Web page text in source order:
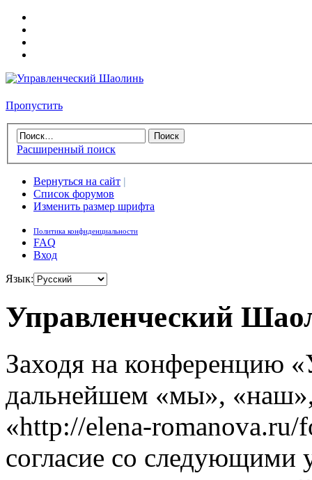
Пропустить
Расширенный поиск
Вернуться на сайт |
Список форумов
Изменить размер шрифта
Политика конфиденциальности
FAQ
Вход
Язык:
Управленческий
Заходя на конференцию
дальнейшем «мы»,
«http://elena-romanova.ru/
согласие со следующими